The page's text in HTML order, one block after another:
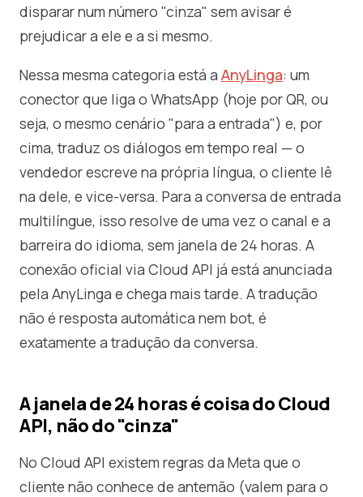
disparar num número "cinza" sem avisar é
prejudicar a ele e a si mesmo.
Nessa mesma categoria está a AnyLinga: um
conector que liga o WhatsApp (hoje por QR, ou
seja, o mesmo cenário "para a entrada") e, por
cima, traduz os diálogos em tempo real — o
vendedor escreve na própria língua, o cliente lê
na dele, e vice-versa. Para a conversa de entrada
multilíngue, isso resolve de uma vez o canal e a
barreira do idioma, sem janela de 24 horas. A
conexão oficial via Cloud API já está anunciada
pela AnyLinga e chega mais tarde. A tradução
não é resposta automática nem bot, é
exatamente a tradução da conversa.
A janela de 24 horas é coisa do Cloud
API, não do "cinza"
No Cloud API existem regras da Meta que o
cliente não conhece de antemão (valem para o